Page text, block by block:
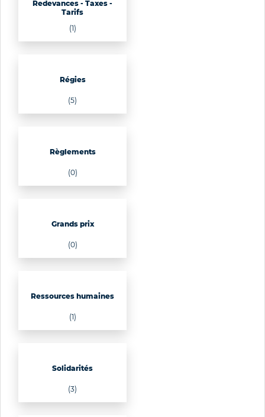
Redevances - Taxes -
Tarifs
(1)
Régies
(5)
Règlements
(0)
Grands prix
(0)
Ressources humaines
(1)
Solidarités
(3)